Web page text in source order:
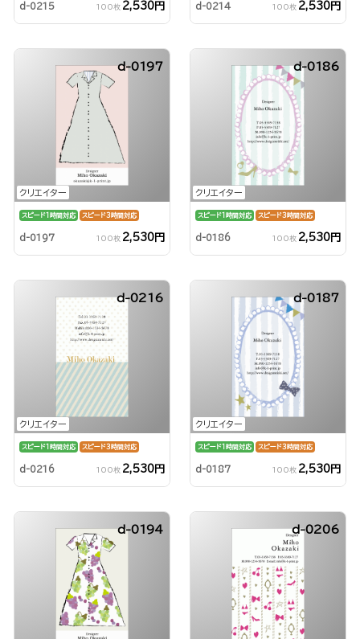
d-0215 100枚 2,530円 d-0214 100枚 2,530円
クリエイター
d-0197
スピード1時間対応 スピード3時間対応
d-0197 100枚 2,530円
クリエイター
d-0186
スピード1時間対応 スピード3時間対応
d-0186 100枚 2,530円
クリエイター
d-0216
スピード1時間対応 スピード3時間対応
d-0216 100枚 2,530円
クリエイター
d-0187
スピード1時間対応 スピード3時間対応
d-0187 100枚 2,530円
d-0194 d-0206